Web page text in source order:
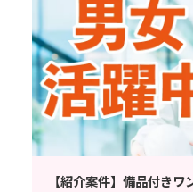
【紹介案件】備品付き